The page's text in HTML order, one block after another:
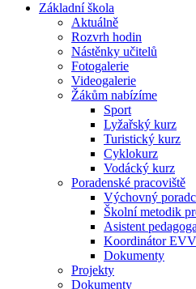
Základní škola
Aktuálně
Rozvrh hodin
Nástěnky učitelů
Fotogalerie
Videogalerie
Žákům nabízíme
Sport
Lyžařský kurz
Turistický kurz
Cyklokurz
Vodácký kurz
Poradenské pracoviště
Výchovný
Školní metodik
Asistent pedagoga
Koordinátor
Dokumenty
Projekty
Dokumenty